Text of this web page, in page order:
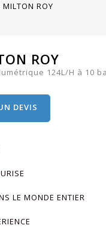
MILTON ROY
ROY
124L/H à 10
DEVIS
LE MONDE ENTIER